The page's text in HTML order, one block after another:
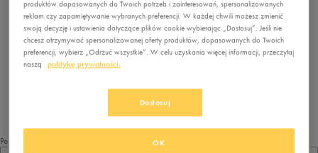
Brak produktów do wyświetlenia
Zmień kryteria wyszukiwania lub
usuń wybrane filtry
Pokaż
produktów dopasowanych do Twoich potrzeb i zainteresowań, spersonalizowanych
reklam czy zapamiętywanie wybranych preferencji. W każdej chwili możesz zmienić
swoją decyzję i ustawienia dotyczące plików cookie wybierając „Dostosuj”. Jeśli nie
chcesz otrzymywać spersonalizowanej oferty produktów, dopasowanych do Twoich
preferencji, wybierz „Odrzuć wszystkie”. W celu uzyskania więcej informacji, przeczytaj
naszą
politykę prywatności.
Dostosuj
OK